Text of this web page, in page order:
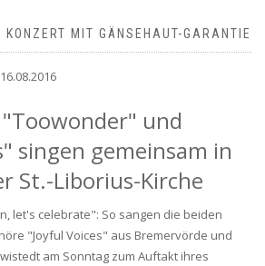
KONZERT MIT GÄNSEHAUT-GARANTIE
und
singen gemeinsam in
St.-Liborius-Kirche
let's celebrate": So sangen die beiden
"Joyful Voices" aus Bremervörde und
am Sonntag zum Auftakt ihres